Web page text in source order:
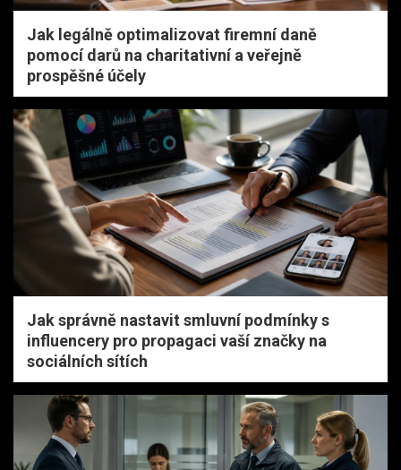
Jak legálně optimalizovat firemní daně
pomocí darů na charitativní a veřejně
prospěšné účely
Jak správně nastavit smluvní podmínky s
influencery pro propagaci vaší značky na
sociálních sítích